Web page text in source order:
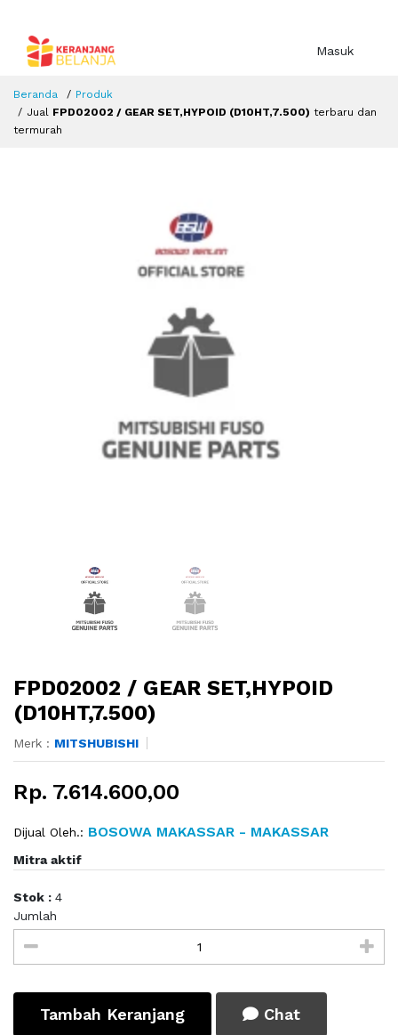
Masuk
Beranda
Produk
Jual FPD02002 / GEAR SET,HYPOID (D10HT,7.500) terbaru dan
termurah
FPD02002 / GEAR SET,HYPOID
(D10HT,7.500)
Merk : MITSHUBISHI
Rp. 7.614.600,00
Dijual Oleh.: BOSOWA MAKASSAR - MAKASSAR
Mitra aktif
Stok : 4
Jumlah
Tambah Keranjang Chat